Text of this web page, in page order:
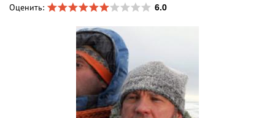
Оценить:
6.0